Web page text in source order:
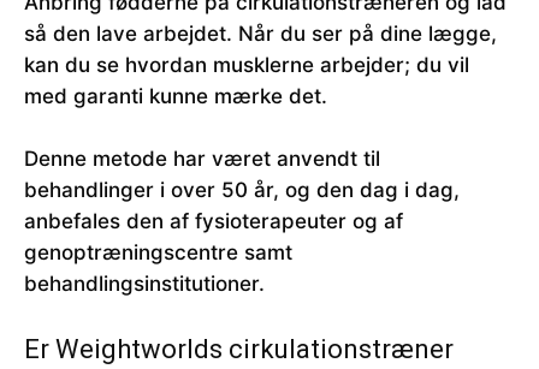
så den lave arbejdet. Når du ser på dine lægge,
kan du se hvordan musklerne arbejder; du vil
med garanti kunne mærke det.
Denne metode har været anvendt til
behandlinger i over 50 år, og den dag i dag,
anbefales den af fysioterapeuter og af
genoptræningscentre samt
behandlingsinstitutioner.
Er Weightworlds cirkulationstræner